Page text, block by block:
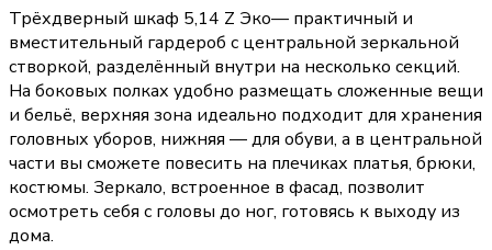
Трёхдверный шкаф 5,14 Z Эко— практичный и
вместительный гардероб с центральной зеркальной
створкой, разделённый внутри на несколько секций.
На боковых полках удобно размещать сложенные вещи
и бельё, верхняя зона идеально подходит для хранения
головных уборов, нижняя — для обуви, а в центральной
части вы сможете повесить на плечиках платья, брюки,
костюмы. Зеркало, встроенное в фасад, позволит
осмотреть себя с головы до ног, готовясь к выходу из
дома.